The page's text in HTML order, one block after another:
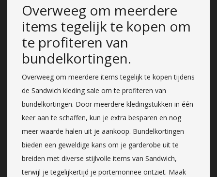
Overweeg om meerdere
items tegelijk te kopen om
te profiteren van
bundelkortingen.
Overweeg om meerdere items tegelijk te kopen tijdens
de Sandwich kleding sale om te profiteren van
bundelkortingen. Door meerdere kledingstukken in één
keer aan te schaffen, kun je extra besparen en nog
meer waarde halen uit je aankoop. Bundelkortingen
bieden een geweldige kans om je garderobe uit te
breiden met diverse stijlvolle items van Sandwich,
terwijl je tegelijkertijd je portemonnee ontziet. Maak